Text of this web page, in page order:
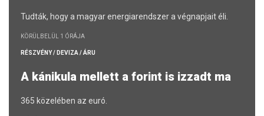
Tudták, hogy a magyar energiarendszer a végnapjait éli.
KÖRÜLBELÜL 1 ÓRÁJA
RÉSZVÉNY / DEVIZA / ÁRU
A kánikula mellett a forint is izzadt ma
365 közelében az euró.